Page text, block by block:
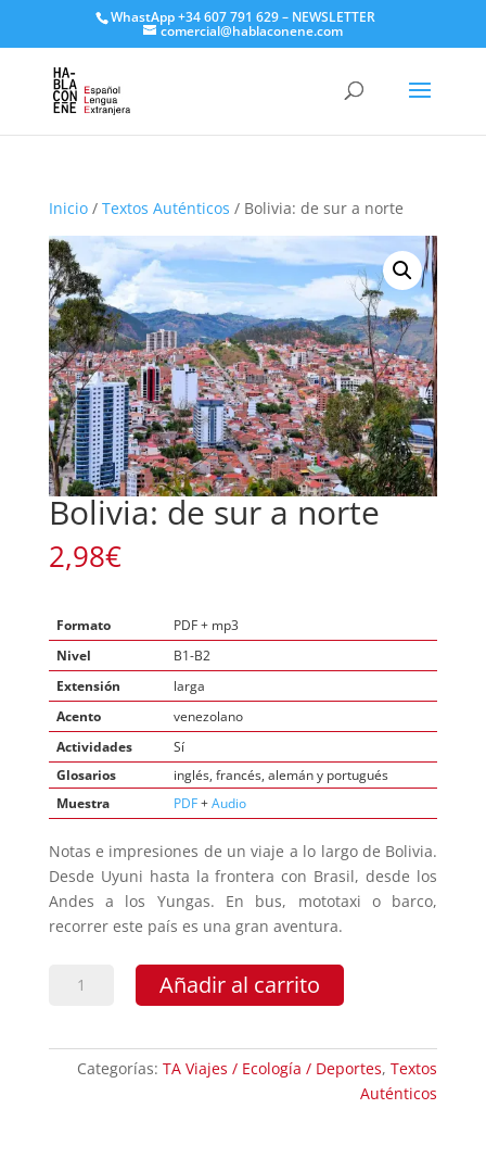
WhastApp+34 607 791 629– NEWSLETTER
comercial@hablaconene.com
Inicio/ Textos Auténticos / Bolivia: de sur a norte
Bolivia: de sur a norte
2,98€
Formato
PDF + mp3
Nivel
B1-B2
Extensión
larga
Acento
venezolano
Actividades
Sí
Glosarios
inglés, francés, alemán y portugués
Muestra
PDF+Audio
Notas e impresiones de un viaje a lo largo de Bolivia.
Desde Uyuni hasta la frontera con Brasil, desde los
Andes a los Yungas. En bus, mototaxi o barco,
recorrer este país es una gran aventura.
Bolivia:
a
norte
Añadir al carrito
Categorías:TA Viajes / Ecología / Deportes,Textos
Auténticos